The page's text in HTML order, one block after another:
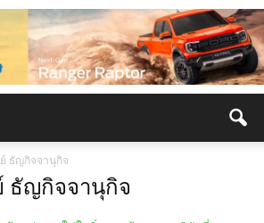
ธัญกิจจานุกิจ
ธัญกิจจานุกิจ